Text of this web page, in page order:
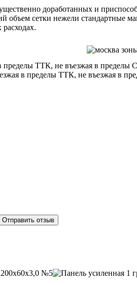
доработанных и
объем сетки нежели
пределы ТТК, не въезжая в пределы
в пределы ТТК, не въезжая в
Отправить отзыв